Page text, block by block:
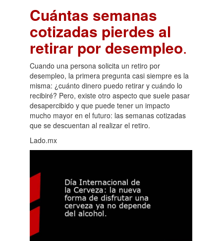
Cuántas semanas
cotizadas pierdes al
retirar por desempleo.
Cuando una persona solicita un retiro por
desempleo, la primera pregunta casi siempre es la
misma: ¿cuánto dinero puedo retirar y cuándo lo
recibiré? Pero, existe otro aspecto que suele pasar
desapercibido y que puede tener un impacto
mucho mayor en el futuro: las semanas cotizadas
que se descuentan al realizar el retiro.
Lado.mx